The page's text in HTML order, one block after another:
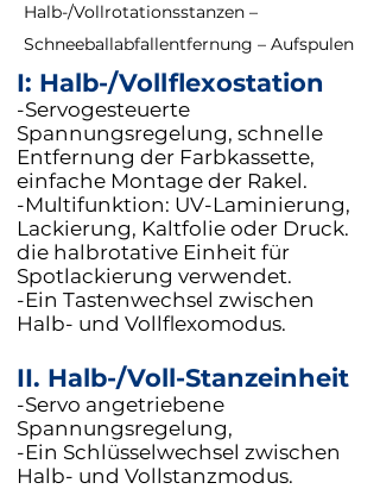
Halb-/Vollrotationsstanzen –
Schneeballabfallentfernung – Aufspulen
I: Halb-/Vollflexostation
-Servogesteuerte
Spannungsregelung, schnelle
Entfernung der Farbkassette,
einfache Montage der Rakel.
-Multifunktion: UV-Laminierung,
Lackierung, Kaltfolie oder Druck.
die halbrotative Einheit für
Spotlackierung verwendet.
-Ein Tastenwechsel zwischen
Halb- und Vollflexomodus.
II. Halb-/Voll-Stanzeinheit
-Servo angetriebene
Spannungsregelung,
-Ein Schlüsselwechsel zwischen
Halb- und Vollstanzmodus.